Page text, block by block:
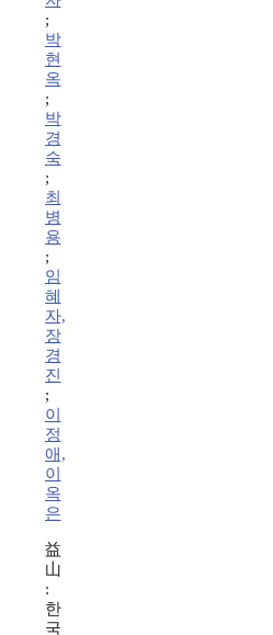
;
박
현
옥
;
박
경
숙
;
최
병
용
;
임
혜
자,
장
경
진
;
이
정
애,
이
옥
은
益
山
:
한
국